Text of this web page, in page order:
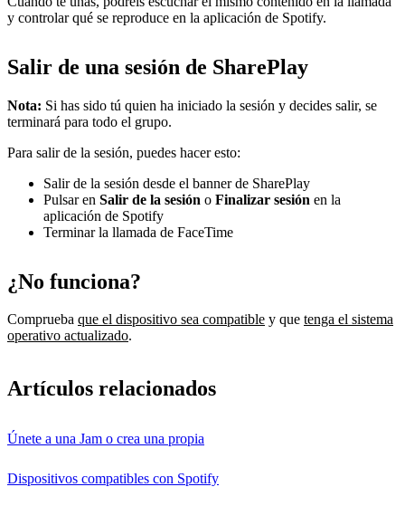
y controlar qué se reproduce en la aplicación de Spotify.
Salir de una sesión de SharePlay
Nota: Si has sido tú quien ha iniciado la sesión y decides salir, se
terminará para todo el grupo.
Para salir de la sesión, puedes hacer esto:
Salir de la sesión desde el banner de SharePlay
Pulsar en Salir de la sesión o Finalizar sesión en la
aplicación de Spotify
Terminar la llamada de FaceTime
¿No funciona?
Comprueba que el dispositivo sea compatible y que tenga el sistema
operativo actualizado.
Artículos relacionados
Únete a una Jam o crea una propia
Dispositivos compatibles con Spotify